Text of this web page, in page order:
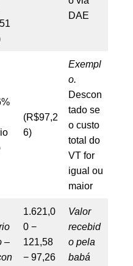
DAE
(R$97,2
6)
Exempl
o.
Descon
tado se
o custo
total do
VT for
igual ou
maior
–
1.621,0
0 −
121,58
− 97,26
Valor
recebid
o pela
babá